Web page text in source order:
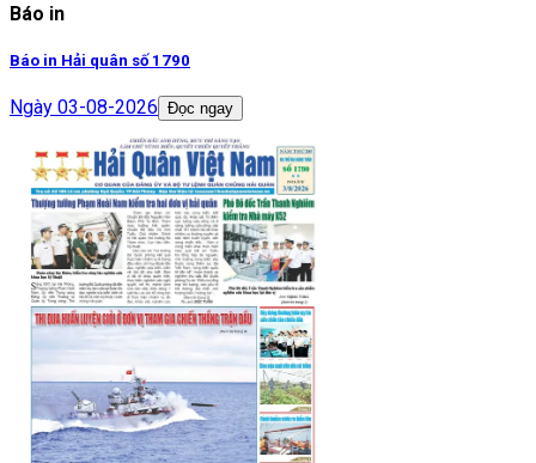
Báo in
Báo in Hải quân số 1790
Ngày 03-08-2026 Đọc ngay